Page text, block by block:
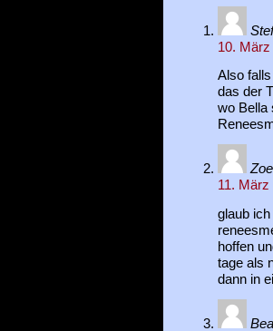
10.
Also
das der
wo Bella
11. März
glaub
hoffen
tage als
dann in
Bea